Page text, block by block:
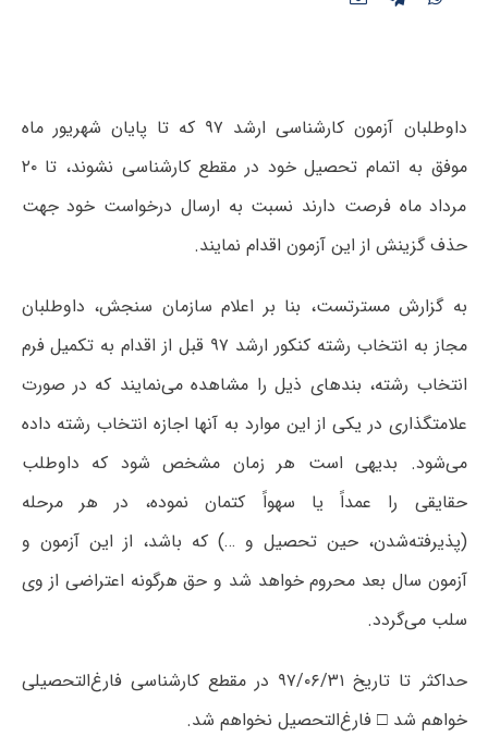
داوطلبان آزمون کارشناسی ارشد ۹۷ که تا پایان شهریور ماه
موفق به اتمام تحصیل خود در مقطع کارشناسی نشوند، تا ۲۰
مرداد ماه فرصت دارند نسبت به ارسال درخواست خود جهت
حذف گزینش از این آزمون اقدام نمایند.
به گزارش مسترتست، بنا بر اعلام سازمان سنجش، داوطلبان
مجاز به انتخاب رشته کنکور ارشد ۹۷ قبل از اقدام به تکمیل فرم
انتخاب رشته، بندهای ذیل را مشاهده می‌نمایند که در صورت
علامتگذاری در یکی از این موارد به آنها اجازه انتخاب رشته داده
می‌شود. بدیهی است هر زمان‌ مشخص‌ شود که‌ داوطلب‌
حقایقی را عمداً یا سهواً کتمان‌ نموده‌، در هر مرحله
‌(پذیرفته‌شدن‌، حین‌ تحصیل‌ ‌و …) که باشد، از این آزمون‌ و
آزمون‌ سال‌ بعد محروم‌ خواهد شد و حق هرگونه اعتراضی از وی
سلب می‌گردد.
حداکثر تا تاریخ ۹۷/۰۶/۳۱ در مقطع کارشناسی فارغ‌التحصیلی
خواهم شد □ فارغ‌التحصیل نخواهم شد.